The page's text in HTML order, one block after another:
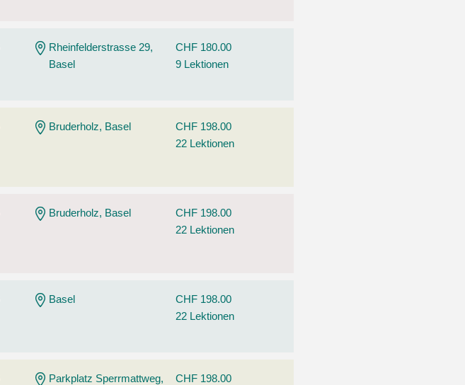
Rheinfelderstrasse 29,
Basel
CHF 180.00
9 Lektionen
Bruderholz, Basel
CHF 198.00
22 Lektionen
Bruderholz, Basel
CHF 198.00
22 Lektionen
Basel
CHF 198.00
22 Lektionen
Parkplatz Sperrmattweg,
CHF 198.00